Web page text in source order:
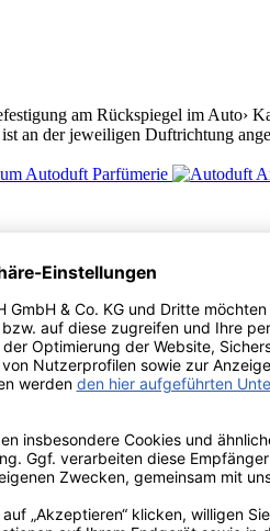
am Rückspiegel im Auto›
an der jeweiligen Duftrichtung
fürs Auto zur Befestigung
Design des Autoduft